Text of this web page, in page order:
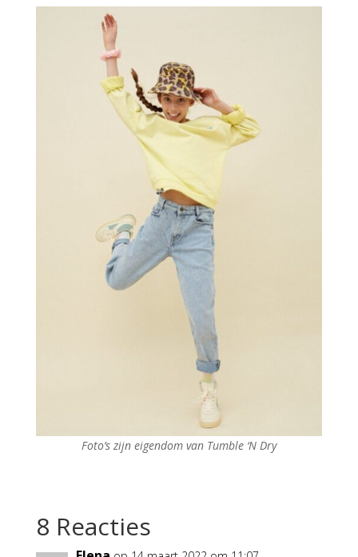
Foto’s zijn eigendom van Tumble ‘N Dry
8 Reacties